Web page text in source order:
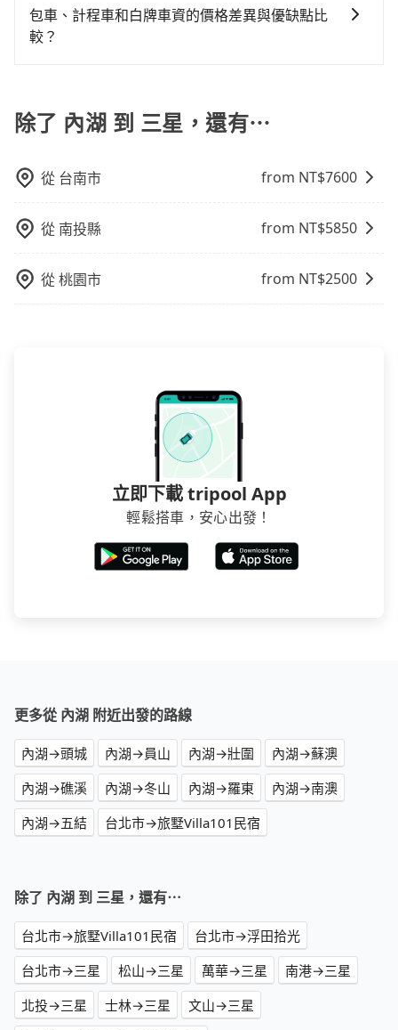
天或者載行李時，就顯得非常不便。
線和里程來計算費用。這種服務通常適用於單程或從一
個城市到另一個城市的長途包車。
型車為主，車款品牌以豐田Toyota、福特Ford、福斯
VW為主，其中也有少量進口車像凌志Lexus、特斯拉
40人座大巴或遊覽車，可特別填單並另外報價。
包車、計程車和白牌車資的價格差異與優缺點比
較？
地點上車較客製化。此外，司機還會提供各種旅遊建議
與資訊。長途接送價格比計程車車資更優惠。 - 計程
通塞車時亦會加收延遲費用，一般屬短程接駁為主。 -
性和服務質量無法保障，需要自行承擔風險，遇到狀況
事後也無法申訴退費。
除了 內湖 到 三星，還有⋯
從 台南市 from NT$7600
從 南投縣 from NT$5850
從桃園市 from NT$2500
立即下載 tripool App
輕鬆搭車，安心出發！
更多從 內湖 附近出發的路線
內湖→頭城 內湖→員山 內湖→壯圍
內湖→蘇澳
內湖→礁溪
內湖→冬山 內湖→羅東
內湖→南澳
內湖→五結
台北市→旅墅Villa101民宿
除了 內湖 到 三星，還有⋯
台北市→旅墅Villa101民宿
台北市→浮田拾光
台北市→三星
松山→三星 萬華→三星
南港→三星
北投→三星
士林→三星
文山→三星